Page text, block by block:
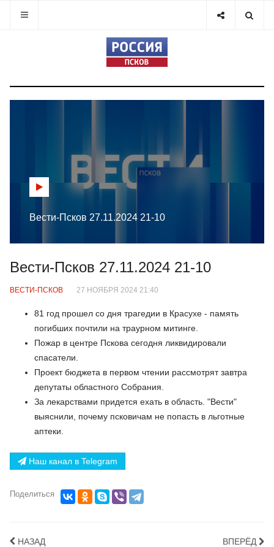
Вести-Псков 27.11.2024 21-10
Вести-Псков 27.11.2024 21-10
ВЕСТИ-ПСКОВ 27 НОЯБРЯ 2024 21:40
81 год прошел со дня трагедии в Красухе - память
погибших почтили на траурном митинге.
Пожар в центре Пскова сегодня ликвидировали
спасатели.
Проект бюджета в первом чтении рассмотрят завтра
депутаты областного Собрания.
За лекарствами придется ехать в область. "Вести"
выяснили, почему псковичам не попасть в льготные
аптеки.
Наш канал в Telegram
Поделиться
НАЗАД ВПЕРЁД